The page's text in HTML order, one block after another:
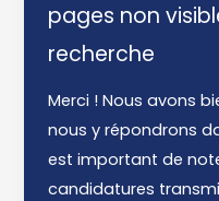
pages non
recherche
Merci ! Nous avons
nous y répondrons
est important de
candidatures